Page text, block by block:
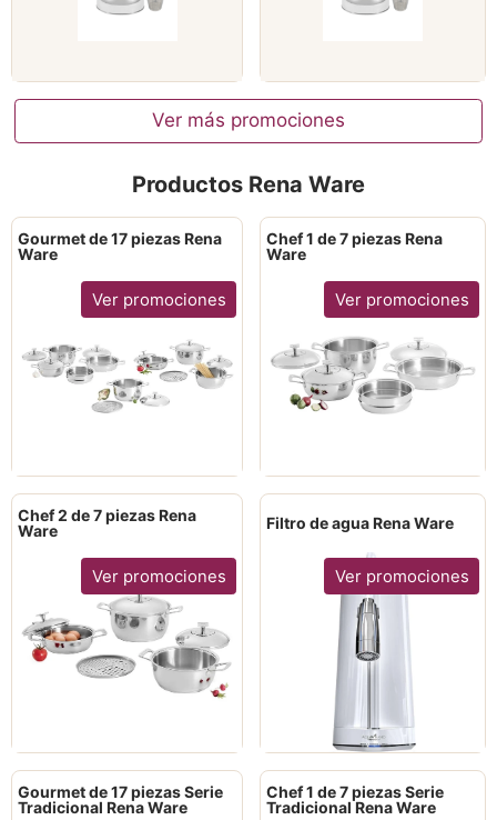
Ver más promociones
Productos Rena Ware
Gourmet de 17 piezas Rena
Ware
Ver promociones
Chef 1 de 7 piezas Rena
Ware
Ver promociones
Chef 2 de 7 piezas Rena
Ware
Ver promociones
Filtro de agua Rena Ware
Ver promociones
Gourmet de 17 piezas Serie
Tradicional Rena Ware
Chef 1 de 7 piezas Serie
Tradicional Rena Ware